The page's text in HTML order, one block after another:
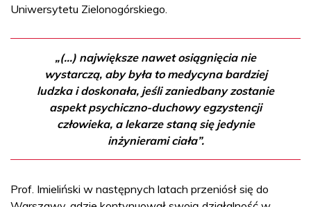
Uniwersytetu Zielonogórskiego.
„(...) największe nawet osiągnięcia nie
wystarczą, aby była to medycyna bardziej
ludzka i doskonała, jeśli zaniedbany zostanie
aspekt psychiczno-duchowy egzystencji
człowieka, a lekarze staną się jedynie
inżynierami ciała”.
Prof. Imieliński w następnych latach przeniósł się do